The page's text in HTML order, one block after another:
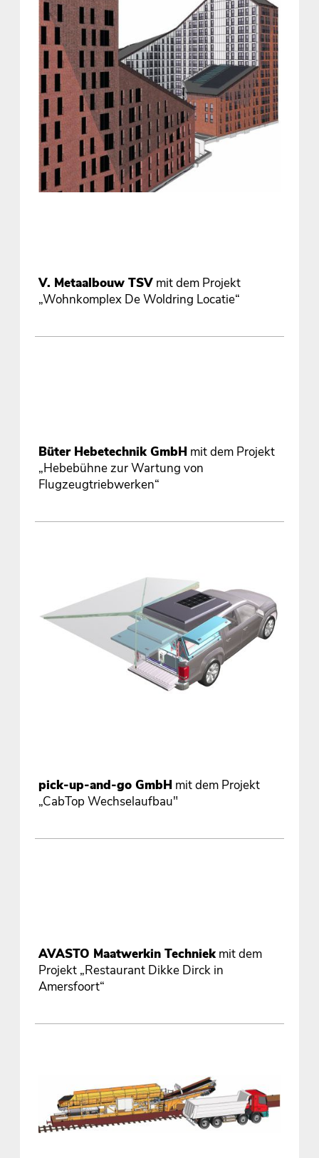
V. Metaalbouw TSVmit dem Projekt
„Wohnkomplex De Woldring Locatie“
Büter Hebetechnik GmbHmit dem Projekt
„Hebebühne zur Wartung von
Flugzeugtriebwerken“
pick-up-and-go GmbHmit dem Projekt
„CabTop Wechselaufbau"
AVASTO Maatwerkin Techniekmit dem
Projekt „Restaurant Dikke Dirck in
Amersfoort“